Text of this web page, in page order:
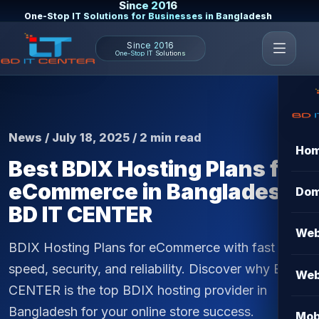
Since 2016
One-Stop IT Solutions for Businesses in Bangladesh
Since 2016
One-Stop IT Solutions
News / July 18, 2025 / 2 min read
Best BDIX Hosting Plans for
eCommerce in Bangladesh |
BD IT CENTER
BDIX Hosting Plans for eCommerce with fast
speed, security, and reliability. Discover why BD IT
CENTER is the top BDIX hosting provider in
Bangladesh for your online store success.